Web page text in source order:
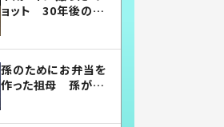
ョット 30年後の姿
孫のためにお弁当を
作った祖母 孫が絶